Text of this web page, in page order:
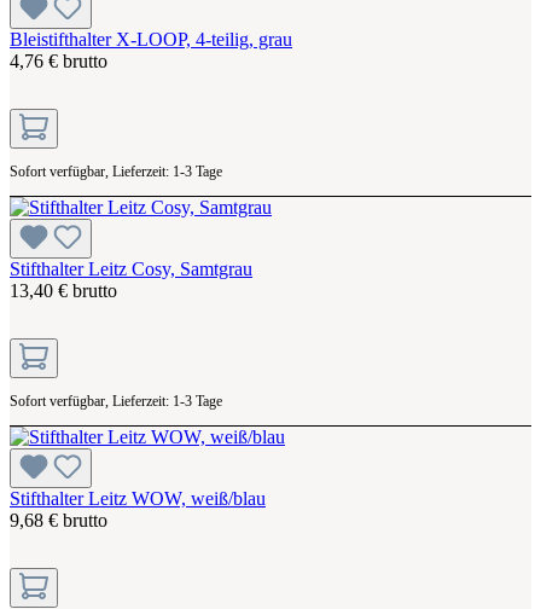
Bleistifthalter X-LOOP, 4-teilig, grau
4,76 € brutto
Sofort verfügbar, Lieferzeit: 1-3 Tage
Stifthalter Leitz Cosy, Samtgrau
13,40 € brutto
Sofort verfügbar, Lieferzeit: 1-3 Tage
Stifthalter Leitz WOW, weiß/blau
9,68 € brutto